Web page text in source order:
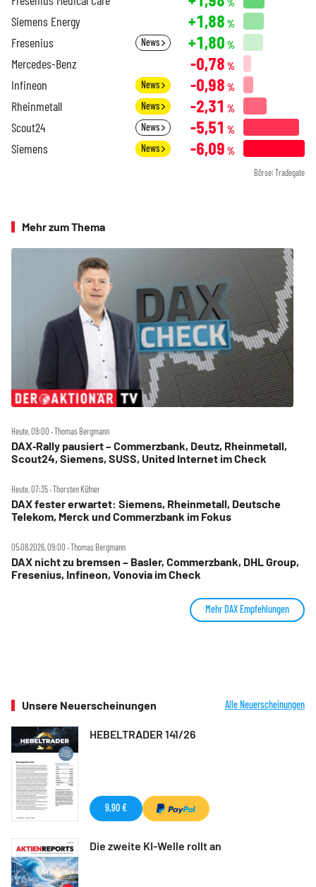
Siemens Energy +1,88 %
Fresenius News +1,80 %
Mercedes-Benz -0,78 %
Infineon News -0,98 %
Rheinmetall News -2,31 %
Scout24 News -5,51 %
Siemens News -6,09 %
Börse: Tradegate
Mehr zum Thema
Heute, 09:00 ‧ Thomas Bergmann
DAX‑Rally pausiert – Commerzbank, Deutz, Rheinmetall,
Scout24, Siemens, SUSS, United Internet im Check
Heute, 07:35 ‧ Thorsten Küfner
DAX fester erwartet: Siemens, Rheinmetall, Deutsche
Telekom, Merck und Commerzbank im Fokus
05.08.2026, 09:00 ‧ Thomas Bergmann
DAX nicht zu bremsen – Basler, Commerzbank, DHL Group,
Fresenius, Infineon, Vonovia im Check
Mehr DAX Empfehlungen
Unsere Neuerscheinungen Alle Neuerscheinungen
HEBELTRADER 141/26
9,90 €
Die zweite KI-Welle rollt an